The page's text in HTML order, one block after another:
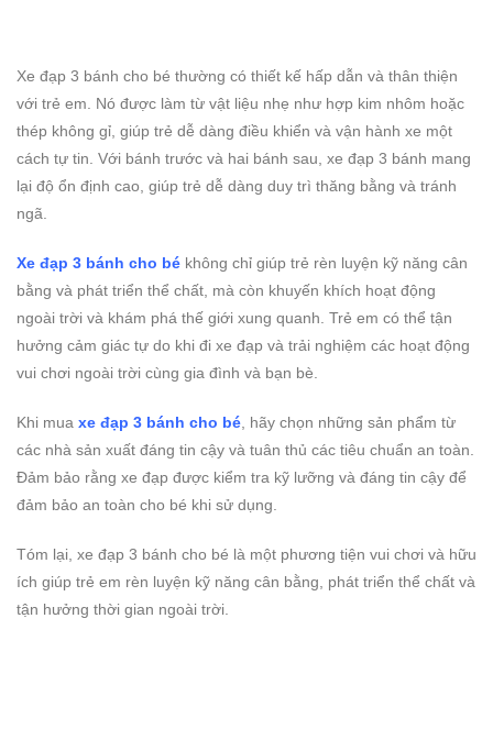
Xe đạp 3 bánh cho bé thường có thiết kế hấp dẫn và thân thiện
với trẻ em. Nó được làm từ vật liệu nhẹ như hợp kim nhôm hoặc
thép không gỉ, giúp trẻ dễ dàng điều khiển và vận hành xe một
cách tự tin. Với bánh trước và hai bánh sau, xe đạp 3 bánh mang
lại độ ổn định cao, giúp trẻ dễ dàng duy trì thăng bằng và tránh
ngã.
Xe đạp 3 bánh cho bé không chỉ giúp trẻ rèn luyện kỹ năng cân
bằng và phát triển thể chất, mà còn khuyến khích hoạt động
ngoài trời và khám phá thế giới xung quanh. Trẻ em có thể tận
hưởng cảm giác tự do khi đi xe đạp và trải nghiệm các hoạt động
vui chơi ngoài trời cùng gia đình và bạn bè.
Khi mua xe đạp 3 bánh cho bé, hãy chọn những sản phẩm từ
các nhà sản xuất đáng tin cậy và tuân thủ các tiêu chuẩn an toàn.
Đảm bảo rằng xe đạp được kiểm tra kỹ lưỡng và đáng tin cậy để
đảm bảo an toàn cho bé khi sử dụng.
Tóm lại, xe đạp 3 bánh cho bé là một phương tiện vui chơi và hữu
ích giúp trẻ em rèn luyện kỹ năng cân bằng, phát triển thể chất và
tận hưởng thời gian ngoài trời.